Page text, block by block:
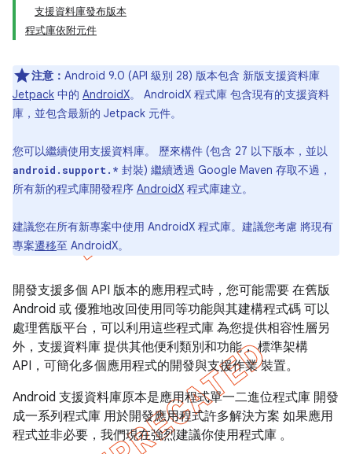
支援資料庫發布版本
程式庫依附元件
注意： Android 9.0 (API 級別 28) 版本包含 新版支援資料庫
Jetpack 中的 AndroidX。 AndroidX 程式庫 包含現有的支援資料
庫，並包含最新的 Jetpack 元件。
您可以繼續使用支援資料庫。 歷來構件 (包含 27 以下版本，並以
android.support.* 封裝) 繼續透過 Google Maven 存取不過，
所有新的程式庫開發程序 AndroidX 程式庫建立。
建議您在所有新專案中使用 AndroidX 程式庫。建議您考慮 將現有
專案遷移至 AndroidX。
開發支援多個 API 版本的應用程式時，您可能需要 在舊版
Android 或 優雅地改回使用同等功能與其建構程式碼 可以
處理舊版平台，可以利用這些程式庫 為您提供相容性層另
外，支援資料庫 提供其他便利類別和功能， 標準架構
API，可簡化多個應用程式的開發與支援作業 裝置。
Android 支援資料庫原本是應用程式單一二進位程式庫 開發
成一系列程式庫 用於開發應用程式許多解決方案 如果應用
程式並非必要，我們現在強烈建議你使用程式庫 。